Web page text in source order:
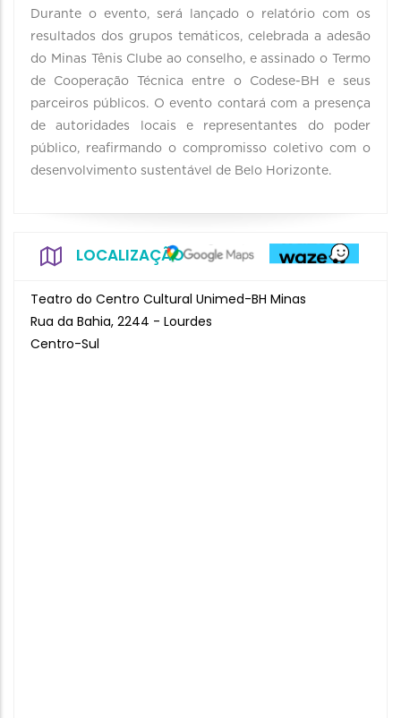
Durante o evento, será lançado o relatório com os
resultados dos grupos temáticos, celebrada a adesão
do Minas Tênis Clube ao conselho, e assinado o Termo
de Cooperação Técnica entre o Codese-BH e seus
parceiros públicos. O evento contará com a presença
de autoridades locais e representantes do poder
público, reafirmando o compromisso coletivo com o
desenvolvimento sustentável de Belo Horizonte.
LOCALIZAÇÃO
Teatro do Centro Cultural Unimed-BH Minas
Rua da Bahia, 2244 - Lourdes
Centro-Sul